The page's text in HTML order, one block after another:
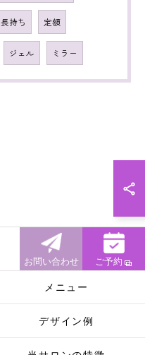
長持ち 定額
ジェル ミラー
お問い合わせ ご予約
メニュー
デザイン例